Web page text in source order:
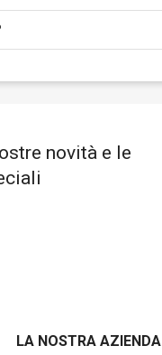
novità e le
LA NOSTRA AZIENDA